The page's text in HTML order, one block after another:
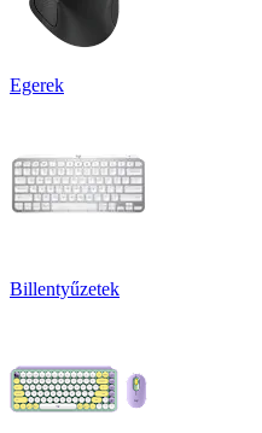
Egerek
Billentyűzetek